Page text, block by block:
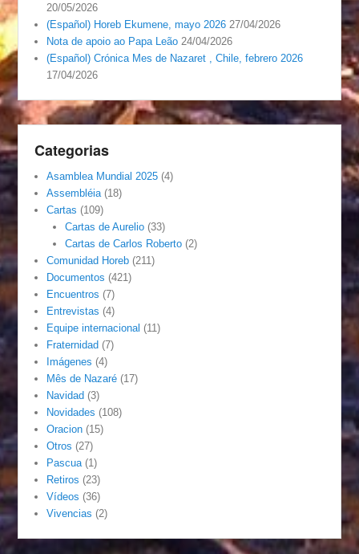
20/05/2026
(Español) Horeb Ekumene, mayo 2026 27/04/2026
Nota de apoio ao Papa Leão 24/04/2026
(Español) Crónica Mes de Nazaret , Chile, febrero 2026
17/04/2026
Categorias
Asamblea Mundial 2025 (4)
Assembléia (18)
Cartas (109)
Cartas de Aurelio(33)
Cartas de Carlos Roberto(2)
Comunidad Horeb (211)
Documentos (421)
Encuentros (7)
Entrevistas (4)
Equipe internacional (11)
Fraternidad (7)
Imágenes (4)
Mês de Nazaré (17)
Navidad (3)
Novidades (108)
Oracion (15)
Otros (27)
Pascua (1)
Retiros (23)
Vídeos (36)
Vivencias (2)